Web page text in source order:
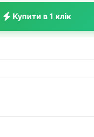
Купити в 1 клік